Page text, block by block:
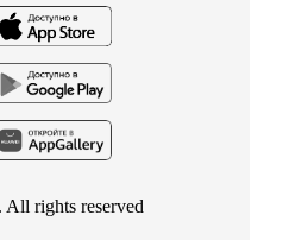
. All rights reserved